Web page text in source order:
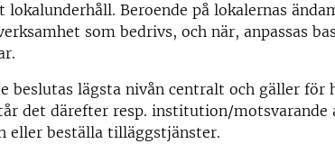
Beroende på lokalernas
som bedrivs, och när, anpassas
beslutas lägsta nivån centralt och gäller för
det därefter resp. institution/
eller beställa tilläggstjänster.